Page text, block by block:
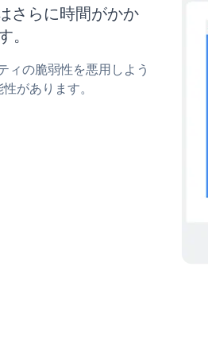
さらに時間がかか
の脆弱性を悪用しよう
があります。